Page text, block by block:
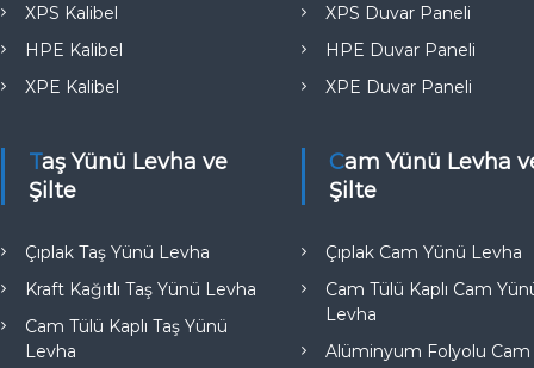
XPS Kalibel
HPE Kalibel
XPE Kalibel
Taş Yünü Levha ve
Şilte
Çıplak Taş Yünü Levha
Kraft Kağıtlı Taş Yünü Levha
Cam Tülü Kaplı Taş Yünü
Levha
XPS Duvar Paneli
HPE Duvar Paneli
XPE Duvar Paneli
Cam Yünü Levha ve
Şilte
Çıplak Cam Yünü Levha
Cam Tülü Kaplı Cam
Levha
Alüminyum Folyolu Cam